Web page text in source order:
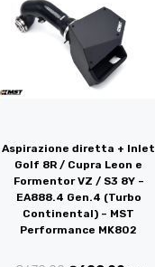
Aspirazione diretta + Inlet
Golf 8R / Cupra Leon e
Formentor VZ / S3 8Y –
EA888.4 Gen.4 (Turbo
Continental) – MST
Performance MK802